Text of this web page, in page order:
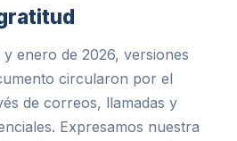
enero de 2026, versiones
circularon por el
de correos, llamadas y
Expresamos nuestra